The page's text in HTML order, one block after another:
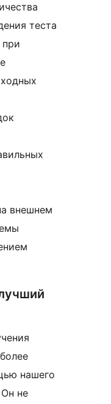
теста
при
внешнем
нашего
Он не